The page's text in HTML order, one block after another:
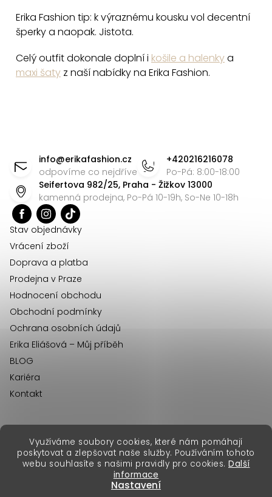
Využíváme soubory cookies, které nám pomáhají
poskytovat a zlepšovat naše služby. Používáním tohoto
webu souhlasíte s našimi pravidly pro cookies. Další
informace
Nastavení
Erika Fashion tip: k výraznému kousku vol decentní
šperky a naopak. Jistota.
Celý outfit dokonale doplní i košile a halenkya
maxi šaty z naší nabídky na Erika Fashion.
info@erikafashion.cz
odpovíme co nejdříve
+420216216078
Po-Pá: 8:00-18:00
Seifertova 982/25, Praha - Žižkov 13000
kamenná prodejna, Po-Pá 10-19h, So-Ne 10-18h
Stav objednávky
Vrácení zboží
Doprava a platba
Prodejna v Praze
Hodnocení obchodu
Obchodní podmínky
Ochrana osobních údajů
Erika Eliášová – Můj příběh
BLOG
Kariéra
Kontakt
Vytvořil Shoptet Premium
Copyright 2026Erika Fashion. Všechna práva vyhrazena.
erikafashion.sk